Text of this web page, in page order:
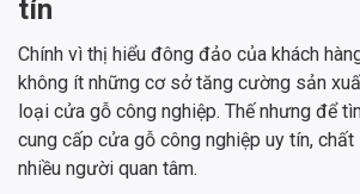
tín
Chính vì thị hiểu đông đảo của khách
không ít những cơ sở tăng cường sản
loại cửa gỗ công nghiệp. Thế nhưng để
cung cấp cửa gỗ công nghiệp uy tín,
nhiều người quan tâm.